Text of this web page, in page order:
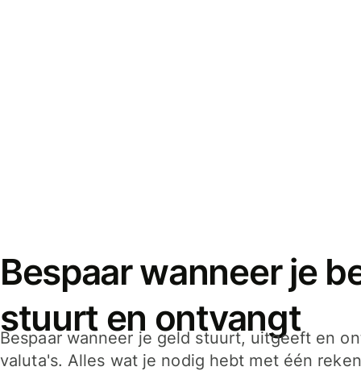
Bespaar wanneer je
stuurt en ontvangt
Bespaar wanneer je geld stuurt, uitgeeft en
valuta's. Alles wat je nodig hebt met één